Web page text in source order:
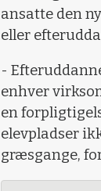
ansatte den
eller
-
enhver
en
elevpladser
græsgange,